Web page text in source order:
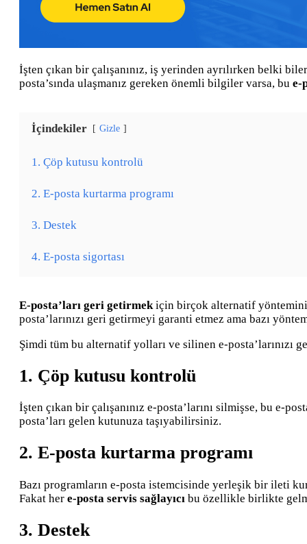
İşten çıkan bir çalışanınız, iş yerinden ayrılırken belki
posta’sında ulaşmanız gereken önemli bilgiler varsa, bu e-
İçindekiler Gizle
1. Çöp kutusu kontrolü
2. E-posta kurtarma programı
3. Destek
4. E-posta sigortası
E-posta’ları geri getirmekiçin birçok alternatif
posta’larınızı geri getirmeyi garanti etmez ama bazı
Şimdi tüm bu alternatif yolları ve silinen e-posta’larınızı
1. Çöp kutusu kontrolü
İşten çıkan bir çalışanınız e-posta’larını silmişse, bu e-
posta’ları gelen kutunuza taşıyabilirsiniz.
2. E-posta kurtarma programı
Bazı programların e-posta istemcisinde yerleşik bir ileti
Fakat her e-posta servis sağlayıcı bu özellikle birlikte
3. Destek